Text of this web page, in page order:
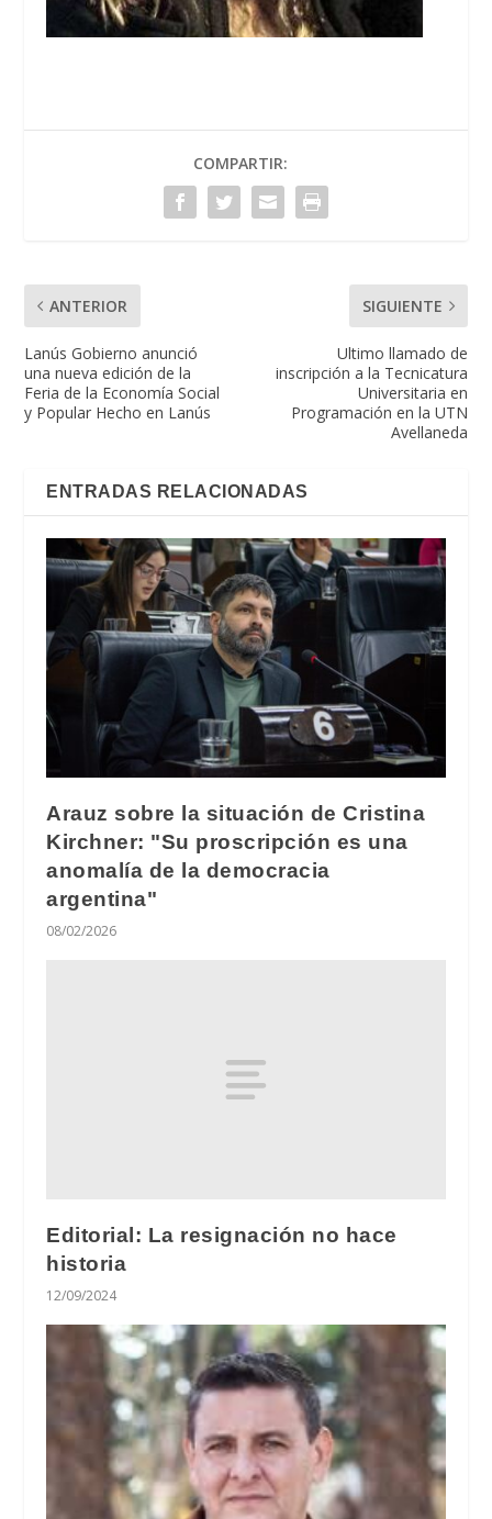
COMPARTIR:
ANTERIOR
Lanús Gobierno anunció
una nueva edición de la
Feria de la Economía Social
y Popular Hecho en Lanús
SIGUIENTE
Ultimo llamado de
inscripción a la Tecnicatura
Universitaria en
Programación en la UTN
Avellaneda
ENTRADAS RELACIONADAS
Arauz sobre la situación de Cristina
Kirchner: "Su proscripción es una
anomalía de la democracia
argentina"
08/02/2026
Editorial: La resignación no hace
historia
12/09/2024